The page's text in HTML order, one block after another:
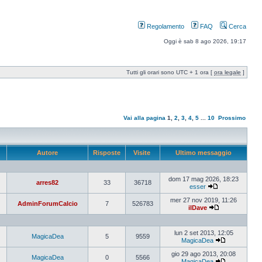
Regolamento FAQ Cerca
Oggi è sab 8 ago 2026, 19:17
Tutti gli orari sono UTC + 1 ora [ ora legale ]
Vai alla pagina 1 2 3 4 5 10 Prossimo
Autore Risposte Visite Ultimo messaggio
arres82 33 36718
dom 17 mag 2026, 18:23
esser
AdminForumCalcio 7 526783
mer 27 nov 2019, 11:26
ilDave
MagicaDea 5 9559
lun 2 set 2013, 12:05
MagicaDea
MagicaDea 0 5566
gio 29 ago 2013, 20:08